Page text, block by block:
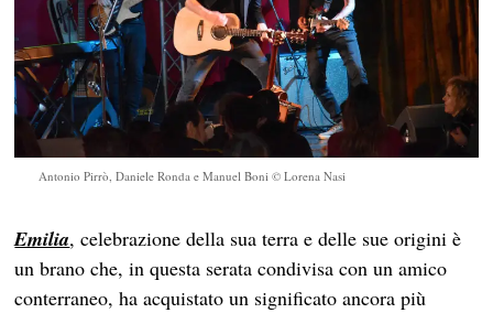
Antonio Pirrò, Daniele Ronda e Manuel Boni © Lorena Nasi
Emilia, celebrazione della sua terra e delle sue origini è
un brano che, in questa serata condivisa con un amico
conterraneo, ha acquistato un significato ancora più